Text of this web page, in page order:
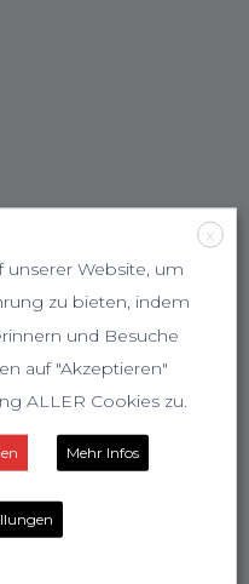
X
unserer Website, um
zu bieten, indem
und Besuche
auf "Akzeptieren"
ALLER Cookies zu.
Mehr Infos